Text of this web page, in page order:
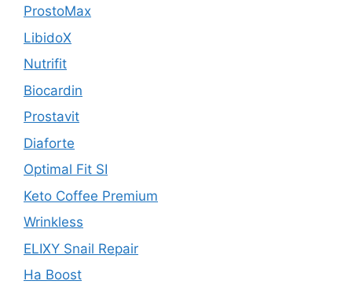
ProstoMax
LibidoX
Nutrifit
Biocardin
Prostavit
Diaforte
Optimal Fit SI
Keto Coffee Premium
Wrinkless
ELIXY Snail Repair
Ha Boost